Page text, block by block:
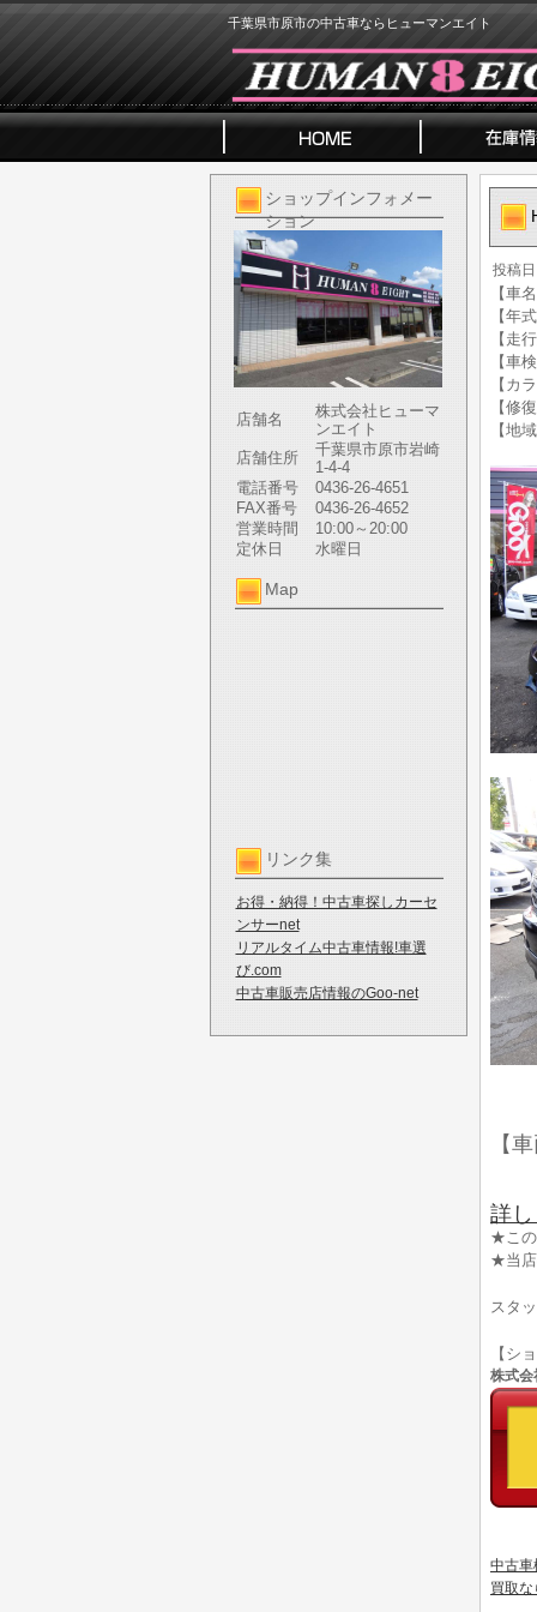
千葉県市原市の中古車ならヒューマンエイト
ショップインフォメー
ション
店舗名
株式会社ヒューマ
ンエイト
店舗住所
千葉県市原市岩崎
1-4-4
電話番号
0436-26-4651
FAX番号
0436-26-4652
営業時間
10:00～20:00
定休日
水曜日
Map
リンク集
お得・納得！中古車探しカーセ
ンサーnet
リアルタイム中古車情報!車選
び.com
中古車販売店情報のGoo-net
投稿日
【車
【年
【走
【車
【カ
【修
【地
【
詳
★この
★当店
スタ
【シ
株式
中古車
買取